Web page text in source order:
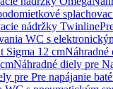
nádržky Twinline
WC s
Sigma 12 cmNáhradné
Náhradné diely pre
pre Pre napájanie